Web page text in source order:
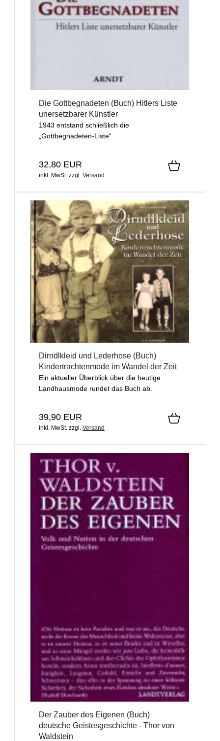
Die Gottbegnadeten (Buch) Hitlers Liste
unersetzbarer Künstler
1943 entstand schließlich die
„Gottbegnadeten-Liste“
32,80 EUR
inkl. MwSt. zzgl. Versand
Dirndlkleid und Lederhose (Buch)
Kindertrachtenmode im Wandel der Zeit
Ein aktueller Überblick über die heutige
Landhausmode rundet das Buch ab.
39,90 EUR
inkl. MwSt. zzgl. Versand
Der Zauber des Eigenen (Buch)
deutsche Geistesgeschichte - Thor von
Waldstein